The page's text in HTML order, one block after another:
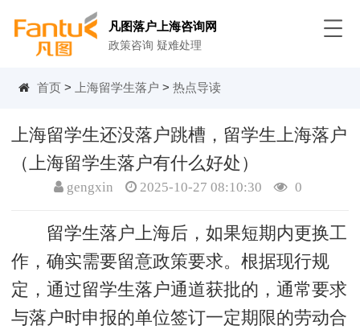
凡图落户上海咨询网
政策咨询 疑难处理
首页 > 上海留学生落户 >热点导读
上海留学生还没落户跳槽，留学生上海落户
（上海留学生落户有什么好处）
gengxin 2025-10-27 08:10:30 0
留学生落户上海后，如果短期内更换工
作，确实需要留意政策要求。根据现行规
定，通过留学生落户通道获批的，通常要求
与落户时申报的单位签订一定期限的劳动合